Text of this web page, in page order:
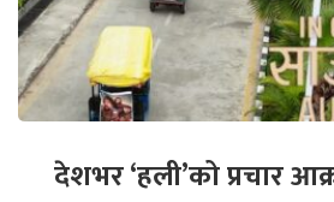
देशभर ‘हली’को प्रचार